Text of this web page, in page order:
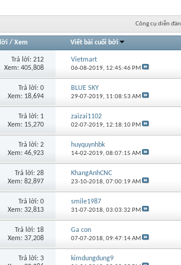
Công cụ diễn đàn
/ Xem Viết bài cuối bởi
Trả lời: 212
Xem: 405,808
Vietmart
06-08-2019, 12:45:46 PM
Trả lời: 0
Xem: 18,694
BLUE SKY
29-07-2019, 11:08:53 AM
Trả lời: 1
Xem: 15,270
zaizai1102
02-07-2019, 12:18:10 PM
Trả lời: 2
Xem: 46,923
huyquynhbk
14-02-2019,08:07:15 AM
Trả lời: 28
Xem: 82,897
KhangAnhCNC
23-10-2018,07:00:19 AM
Trả lời: 0
Xem: 32,813
smile1987
31-07-2018,03:03:32 PM
Trả lời: 18
Xem: 37,208
Ga con
07-07-2018,09:47:14 AM
Trả lời: 3
kimdungdung9